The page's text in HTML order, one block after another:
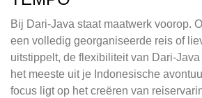
Bij Dari-Java staat maatwerk voorop.
een volledig georganiseerde reis of
uitstippelt, de flexibiliteit van Dari-
het meeste uit je Indonesische
focus ligt op het creëren van